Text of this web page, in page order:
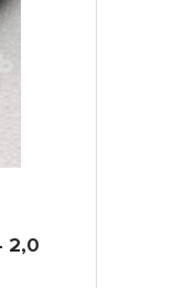
2,0